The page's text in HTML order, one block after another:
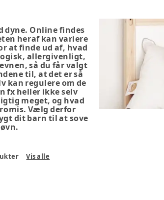
dyne. Online findes
heraf kan variere
at finde ud af, hvad
allergivenligt,
så du får valgt
til, at det er så
kan regulere om de
fx heller ikke selv
meget, og hvad
Vælg derfor
dit barn til at sove
Vis alle